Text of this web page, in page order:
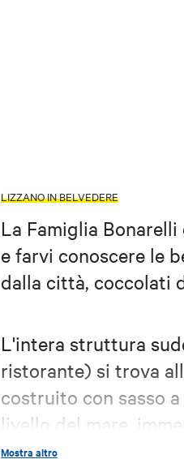
LIZZANO IN BELVEDERE
La Famiglia
e farvi conoscere le
dalla città, coccolati
L'intera struttura
ristorante) si trova
costruito con sasso
livello del mare,
alle scale. Potete
Mostra altro